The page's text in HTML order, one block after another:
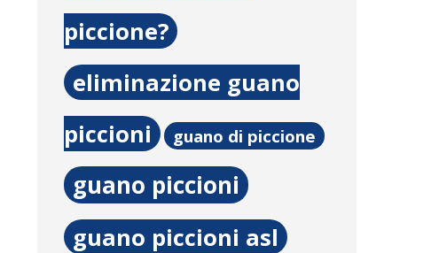
piccione?
eliminazione guano
piccioni
guano di piccione
guano piccioni
guano piccioni asl